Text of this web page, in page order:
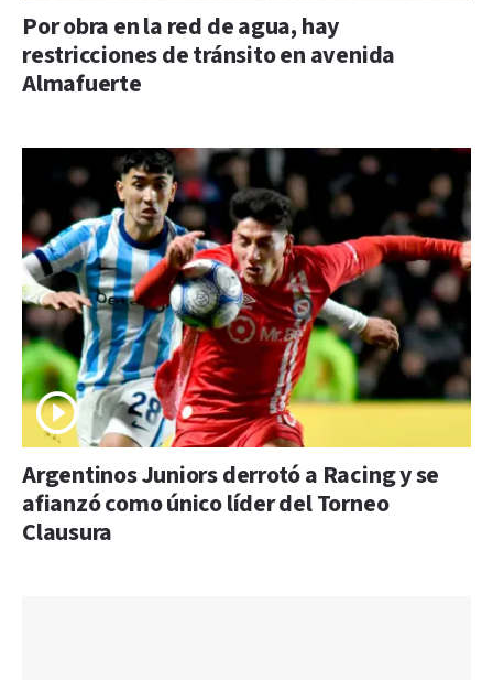
Por obra en la red de agua, hay
restricciones de tránsito en avenida
Almafuerte
Argentinos Juniors derrotó a Racing y se
afianzó como único líder del Torneo
Clausura